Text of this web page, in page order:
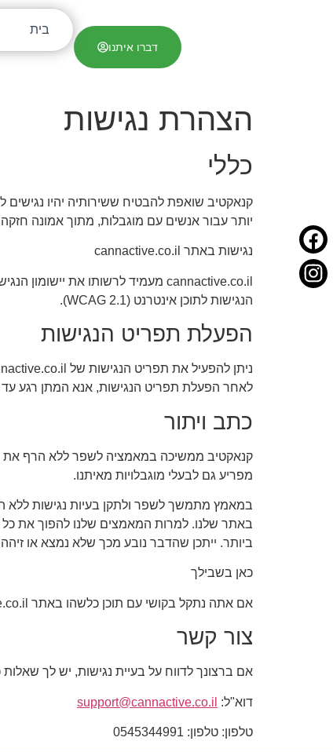
דברו איתנו
בית
הצהרת נגישות
כללי
קנאקטיב שואפת להבטיח ששירותיה יהיו
יותר עבור אנשים עם מוגבלות, מתוך אמונה
נגישות באתר cannactive.co.il
הנגישות לתוכן אינטרנט (WCAG 2.1).
הפעלת תפריט הנגישות
לאחר הפעלת תפריט הנגישות, אנא המתן רגע עד
כתב ויתור
קנאקטיב ממשיכה במאמציה לשפר ללא הרף את
מפריע גם לבעלי מוגבלויות מאיתנו.
ביותר. ייתכן שהדבר נובע מכך שלא נמצא או
כאן בשבילך
אם אתה נתקל בקושי עם תוכן כלשהו באתר cannactive.co.il או זקוק לסיוע בכל חלק מהאתר שלנו, אנא צור איתנו קשר בשעות העבודה הרגילות כמפורט להלן ואנו נשמח לסייע.
צור קשר
אם ברצונך לדווח על בעיית נגישות, יש לך
דוא"ל: support@cannactive.co.il
טלפון: טלפון: 0545344991